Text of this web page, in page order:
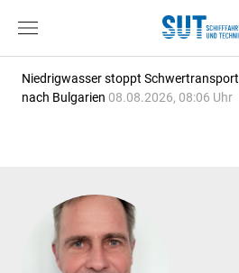
Niedrigwasser stoppt Schwertransport
nach Bulgarien 08.08.2026, 08:06 Uhr